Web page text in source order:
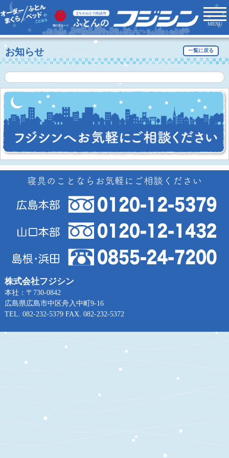
MENU
お知らせ 一覧に戻る
株式会社フジシン
本社：〒730-0842
広島県広島市中区舟入中町9-16
TEL. 082-232-5379 FAX. 082-232-5372